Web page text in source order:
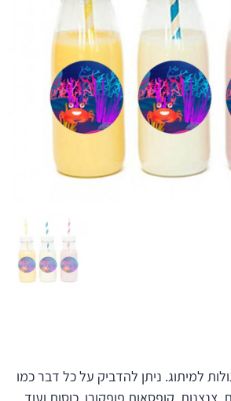
עגולות למיתוג. ניתן להדביק על כל דבר כמו